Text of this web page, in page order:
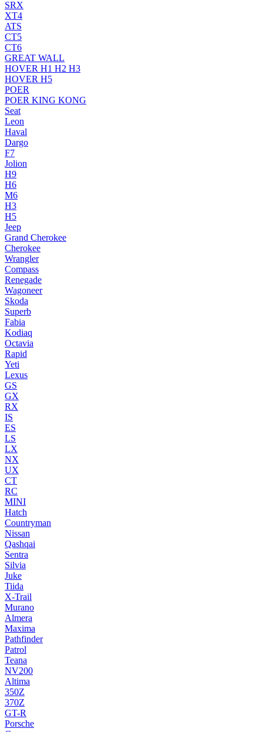
SRX
XT4
ATS
CT5
CT6
GREAT WALL
HOVER H1 H2 H3
HOVER H5
POER
POER KING KONG
Seat
Leon
Haval
Dargo
F7
Jolion
H9
H6
M6
H3
H5
Jeep
Grand Cherokee
Cherokee
Wrangler
Compass
Renegade
Wagoneer
Skoda
Superb
Fabia
Kodiaq
Octavia
Rapid
Yeti
Lexus
GS
GX
RX
IS
ES
LS
LX
NX
UX
CT
RC
MINI
Hatch
Countryman
Nissan
Qashqai
Sentra
Silvia
Juke
Tiida
X-Trail
Murano
Almera
Maxima
Pathfinder
Patrol
Teana
NV200
Altima
350Z
370Z
GT-R
Porsche